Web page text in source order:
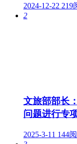
2024-12-22 219
2
文旅部部长
问题进行专
2025-3-11 144